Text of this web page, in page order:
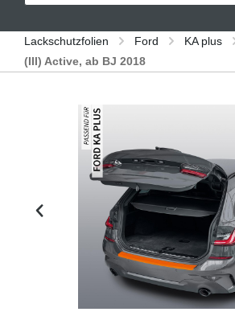
Lackschutzfolien Ford
KA plus
(III) Active, ab BJ 2018
Bildergalerie überspringen